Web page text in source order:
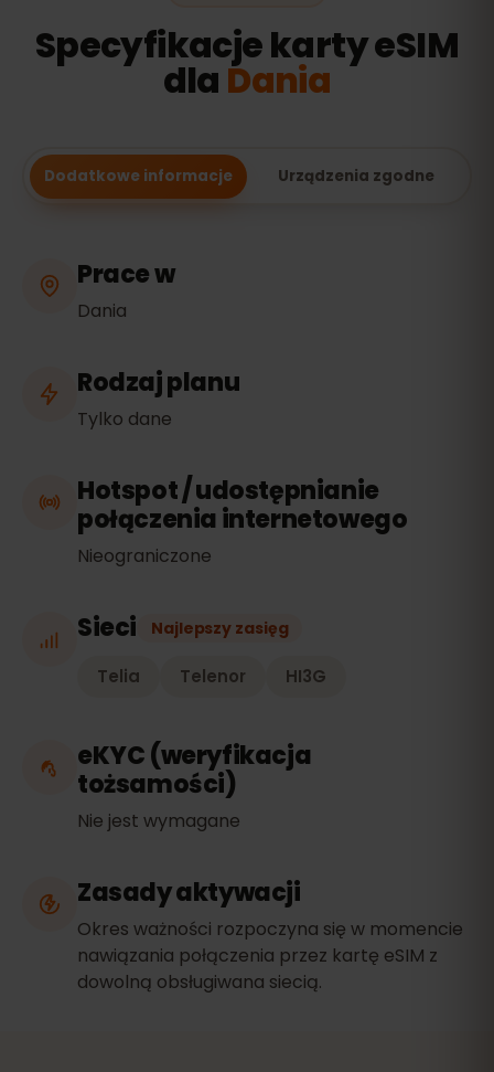
Specyfikacje karty eSIM
dla Dania
Dodatkowe informacje Urządzenia zgodne
Prace w
Dania
Rodzaj planu
Tylko dane
Hotspot / udostępnianie
połączenia internetowego
Nieograniczone
Sieci Najlepszy zasięg
Telia Telenor HI3G
eKYC (weryfikacja
tożsamości)
Nie jest wymagane
Zasady aktywacji
Okres ważności rozpoczyna się w momencie
nawiązania połączenia przez kartę eSIM z
dowolną obsługiwana siecią.